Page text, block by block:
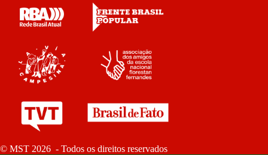
© MST 2026 - Todos os direitos reservados